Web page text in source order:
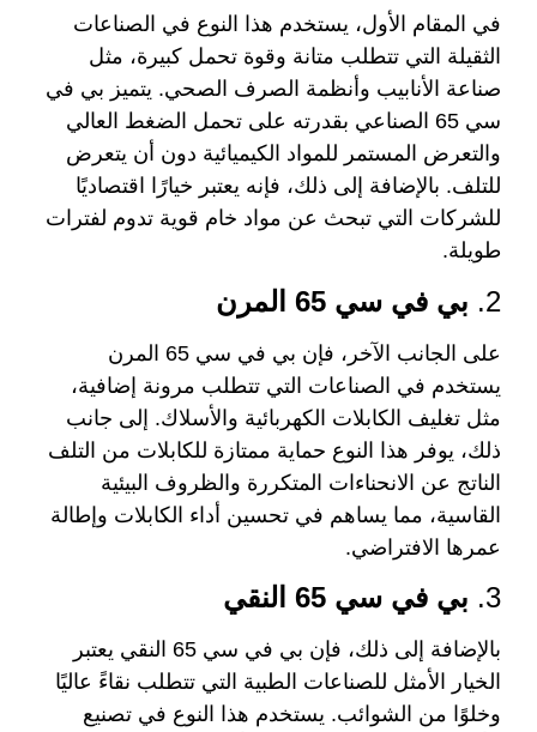
في المقام الأول، يستخدم هذا النوع في الصناعات
الثقيلة التي تتطلب متانة وقوة تحمل كبيرة، مثل
صناعة الأنابيب وأنظمة الصرف الصحي. يتميز بي في
سي 65 الصناعي بقدرته على تحمل الضغط العالي
والتعرض المستمر للمواد الكيميائية دون أن يتعرض
للتلف. بالإضافة إلى ذلك، فإنه يعتبر خيارًا اقتصاديًا
للشركات التي تبحث عن مواد خام قوية تدوم لفترات
طويلة.
2. بي في سي 65 المرن
على الجانب الآخر، فإن بي في سي 65 المرن
يستخدم في الصناعات التي تتطلب مرونة إضافية،
مثل تغليف الكابلات الكهربائية والأسلاك. إلى جانب
ذلك، يوفر هذا النوع حماية ممتازة للكابلات من التلف
الناتج عن الانحناءات المتكررة والظروف البيئية
القاسية، مما يساهم في تحسين أداء الكابلات وإطالة
عمرها الافتراضي.
3. بي في سي 65 النقي
بالإضافة إلى ذلك، فإن بي في سي 65 النقي يعتبر
الخيار الأمثل للصناعات الطبية التي تتطلب نقاءً عاليًا
وخلوًا من الشوائب. يستخدم هذا النوع في تصنيع